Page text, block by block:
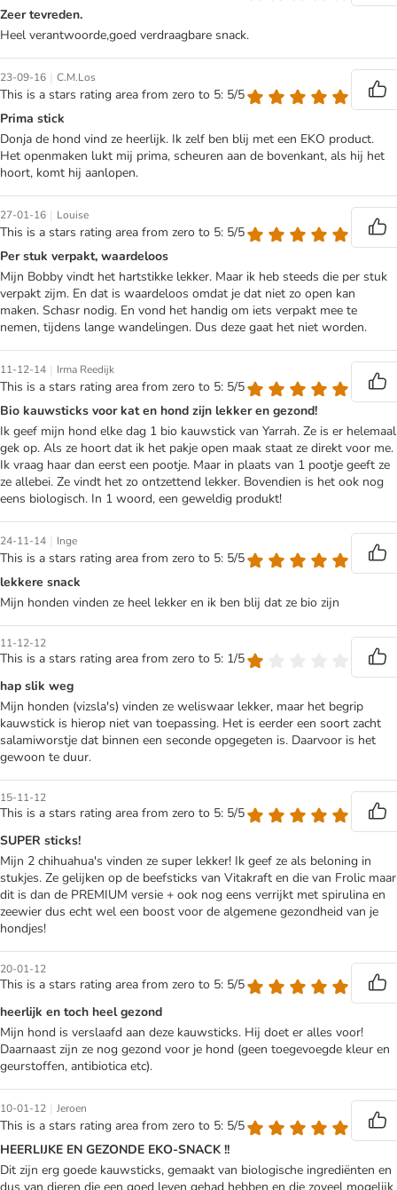
Zeer tevreden.
Heel verantwoorde,goed verdraagbare snack.
23-09-16 | C.M.Los
This is a stars rating area from zero to 5: 5/5
Prima stick
Donja de hond vind ze heerlijk. Ik zelf ben blij met een EKO product.
Het openmaken lukt mij prima, scheuren aan de bovenkant, als hij het
hoort, komt hij aanlopen.
27-01-16 | Louise
This is a stars rating area from zero to 5: 5/5
Per stuk verpakt, waardeloos
Mijn Bobby vindt het hartstikke lekker. Maar ik heb steeds die per stuk
verpakt zijm. En dat is waardeloos omdat je dat niet zo open kan
maken. Schasr nodig. En vond het handig om iets verpakt mee te
nemen, tijdens lange wandelingen. Dus deze gaat het niet worden.
11-12-14 | Irma Reedijk
This is a stars rating area from zero to 5: 5/5
Bio kauwsticks voor kat en hond zijn lekker en gezond!
Ik geef mijn hond elke dag 1 bio kauwstick van Yarrah. Ze is er helemaal
gek op. Als ze hoort dat ik het pakje open maak staat ze direkt voor me.
Ik vraag haar dan eerst een pootje. Maar in plaats van 1 pootje geeft ze
ze allebei. Ze vindt het zo ontzettend lekker. Bovendien is het ook nog
eens biologisch. In 1 woord, een geweldig produkt!
24-11-14 | Inge
This is a stars rating area from zero to 5: 5/5
lekkere snack
Mijn honden vinden ze heel lekker en ik ben blij dat ze bio zijn
11-12-12
This is a stars rating area from zero to 5: 1/5
hap slik weg
Mijn honden (vizsla's) vinden ze weliswaar lekker, maar het begrip
kauwstick is hierop niet van toepassing. Het is eerder een soort zacht
salamiworstje dat binnen een seconde opgegeten is. Daarvoor is het
gewoon te duur.
15-11-12
This is a stars rating area from zero to 5: 5/5
SUPER sticks!
Mijn 2 chihuahua's vinden ze super lekker! Ik geef ze als beloning in
stukjes. Ze gelijken op de beefsticks van Vitakraft en die van Frolic maar
dit is dan de PREMIUM versie + ook nog eens verrijkt met spirulina en
zeewier dus echt wel een boost voor de algemene gezondheid van je
hondjes!
20-01-12
This is a stars rating area from zero to 5: 5/5
heerlijk en toch heel gezond
Mijn hond is verslaafd aan deze kauwsticks. Hij doet er alles voor!
Daarnaast zijn ze nog gezond voor je hond (geen toegevoegde kleur en
geurstoffen, antibiotica etc).
10-01-12 | Jeroen
This is a stars rating area from zero to 5: 5/5
HEERLIJKE EN GEZONDE EKO-SNACK !!
Dit zijn erg goede kauwsticks, gemaakt van biologische ingrediënten en